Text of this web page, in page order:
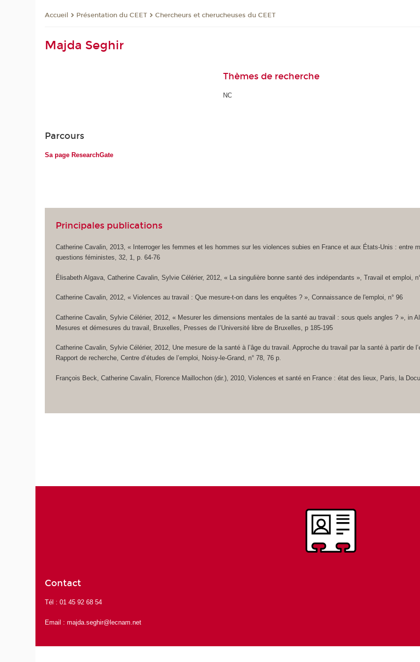
Accueil Présentation du CEET Chercheurs et cherucheuses du CEET
Majda Seghir
Thèmes de recherche
NC
Parcours
Sa page ResearchGate
Principales publications
Catherine Cavalin, 2013, « Interroger les femmes et les hommes sur les violences subies en France et aux États-Unis : entre
questions féministes, 32, 1, p. 64-76
Élisabeth Algava, Catherine Cavalin, Sylvie Célérier, 2012, « La singulière bonne santé des indépendants », Travail et emploi,
Catherine Cavalin, 2012, « Violences au travail : Que mesure-t-on dans les enquêtes ? », Connaissance de l'emploi, n° 96
Catherine Cavalin, Sylvie Célérier, 2012, « Mesurer les dimensions mentales de la santé au travail : sous quels angles ? », in
Mesures et démesures du travail, Bruxelles, Presses de l’Université libre de Bruxelles, p 185-195
Catherine Cavalin, Sylvie Célérier, 2012, Une mesure de la santé à l’âge du travail. Approche du travail par la santé à partir de
Rapport de recherche, Centre d’études de l’emploi, Noisy-le-Grand, n° 78, 76 p.
François Beck, Catherine Cavalin, Florence Maillochon (dir.), 2010, Violences et santé en France : état des lieux, Paris, la
Contact
Tél : 01 45 92 68 54
Email :majda.seghir@lecnam.net